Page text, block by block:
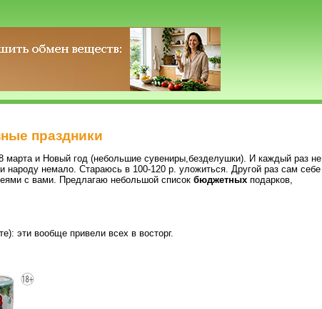
праздники
марта и Новый год (небольшие сувениры,безделушки). И каждый раз не
народу немало. Стараюсь в 100-120 р. уложиться. Другой раз сам себе
с вами. Предлагаю небольшой список бюджетных подарков,
эти вообще привели всех в восторг.